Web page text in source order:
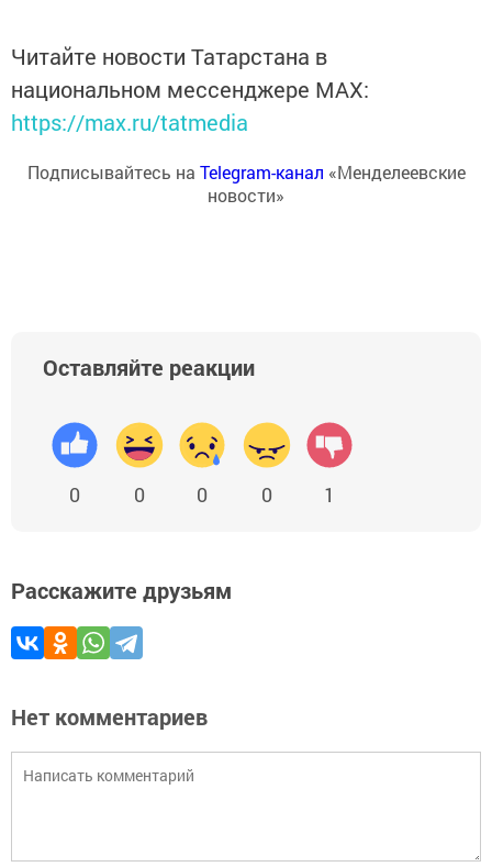
Читайте новости Татарстана в
национальном мессенджере MАХ:
https://max.ru/tatmedia
Подписывайтесь на Telegram-канал «Менделеевские
новости»
Оставляйте реакции
0 0 0 0 1
Расскажите друзьям
Нет комментариев